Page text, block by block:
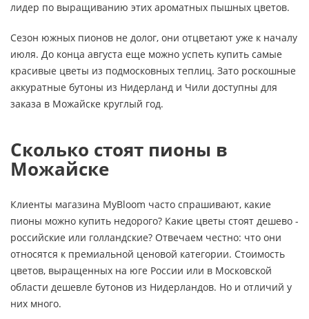
лидер по выращиванию этих ароматных пышных цветов.
Сезон южных пионов не долог, они отцветают уже к началу
июля. До конца августа еще можно успеть купить самые
красивые цветы из подмосковных теплиц. Зато роскошные
аккуратные бутоны из Нидерланд и Чили доступны для
заказа в Можайске круглый год.
Сколько стоят пионы в
Можайске
Клиенты магазина MyBloom часто спрашивают, какие
пионы можно купить недорого? Какие цветы стоят дешево -
российские или голландские? Отвечаем честно: что они
относятся к премиальной ценовой категории. Стоимость
цветов, выращенных на юге России или в Московской
области дешевле бутонов из Нидерландов. Но и отличий у
них много.